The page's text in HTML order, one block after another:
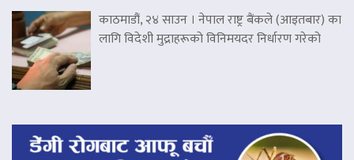
काठमाडौं, २४ साउन । नेपाल राष्ट्र बैंकले (आइतबार) का
लागि विदेशी मुद्राहरूको विनिमयदर निर्धारण गरेको